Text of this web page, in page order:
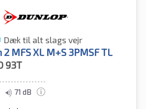
Dæk til alt slags vejr
MFS XL M+S 3PMSF TL
93T
71 dB